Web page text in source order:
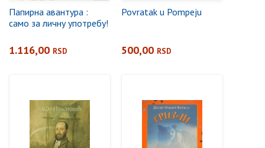
Папирна авантура :
само за личну употребу!
1.116,00 RSD
Povratak u Pompeju
500,00 RSD